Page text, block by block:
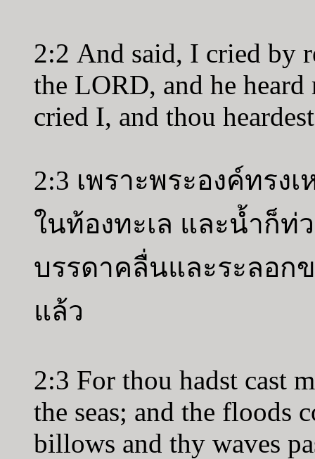
2:2 And said, I cried by
the LORD, and he
cried I, and thou
2:3 เพราะพระองค์ทรง
ในท้องทะเล และน้ำก็ท่
บรรดาคลื่นและระลอก
แล้ว
2:3 For thou hadst cast
the seas; and the floods
billows and thy waves